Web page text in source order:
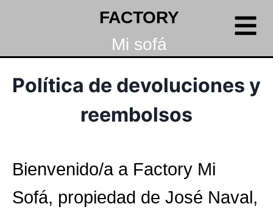
FACTORY
Mi sofá
Política de devoluciones y
reembolsos
Bienvenido/a a Factory Mi
Sofá, propiedad de José Naval,